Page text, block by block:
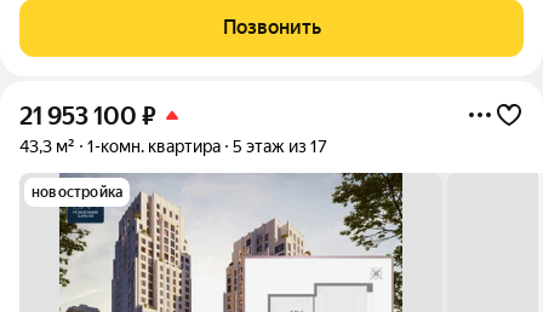
посредников. Вид: окна на мост Миллениум и набережную
противоположного берега Казанки. Потолки
Позвонить
21 953 100 ₽
43,3 м² 1-комн. квартира 5 этаж из 17
новостройка